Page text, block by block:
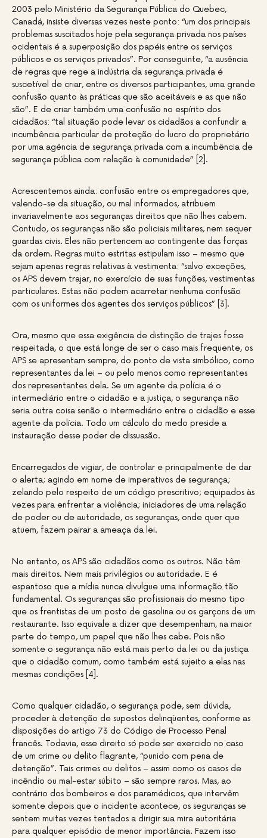
2003 pelo Ministério da Segurança Pública do Quebec,
Canadá, insiste diversas vezes neste ponto: “um dos principais
problemas suscitados hoje pela segurança privada nos países
ocidentais é a superposição dos papéis entre os serviços
públicos e os serviços privados”. Por conseguinte, “a ausência
de regras que rege a indústria da segurança privada é
suscetível de criar, entre os diversos participantes, uma grande
confusão quanto às práticas que são aceitáveis e as que não
são”. E de criar também uma confusão no espírito dos
cidadãos: “tal situação pode levar os cidadãos a confundir a
incumbência particular de proteção do lucro do proprietário
por uma agência de segurança privada com a incumbência de
segurança pública com relação à comunidade” [2].
Acrescentemos ainda: confusão entre os empregadores que,
valendo-se da situação, ou mal informados, atribuem
invariavelmente aos seguranças direitos que não lhes cabem.
Contudo, os seguranças não são policiais militares, nem sequer
guardas civis. Eles não pertencem ao contingente das forças
da ordem. Regras muito estritas estipulam isso – mesmo que
sejam apenas regras relativas à vestimenta: “salvo exceções,
os APS devem trajar, no exercício de suas funções, vestimentas
particulares. Estas não podem acarretar nenhuma confusão
com os uniformes dos agentes dos serviços públicos” [3].
Ora, mesmo que essa exigência de distinção de trajes fosse
respeitada, o que está longe de ser o caso mais freqüente, os
APS se apresentam sempre, do ponto de vista simbólico, como
representantes da lei – ou pelo menos como representantes
dos representantes dela. Se um agente da polícia é o
intermediário entre o cidadão e a justiça, o segurança não
seria outra coisa senão o intermediário entre o cidadão e esse
agente da polícia. Todo um cálculo do medo preside a
instauração desse poder de dissuasão.
Encarregados de vigiar, de controlar e principalmente de dar
o alerta; agindo em nome de imperativos de segurança;
zelando pelo respeito de um código prescritivo; equipados às
vezes para enfrentar a violência; iniciadores de uma relação
de poder ou de autoridade, os seguranças, onde quer que
atuem, fazem pairar a ameaça da lei.
No entanto, os APS são cidadãos como os outros. Não têm
mais direitos. Nem mais privilégios ou autoridade. E é
espantoso que a mídia nunca divulgue uma informação tão
fundamental. Os seguranças são profissionais do mesmo tipo
que os frentistas de um posto de gasolina ou os garçons de um
restaurante. Isso equivale a dizer que desempenham, na maior
parte do tempo, um papel que não lhes cabe. Pois não
somente o segurança não está mais perto da lei ou da justiça
que o cidadão comum, como também está sujeito a elas nas
mesmas condições [4].
Como qualquer cidadão, o segurança pode, sem dúvida,
proceder à detenção de supostos delinqüentes, conforme as
disposições do artigo 73 do Código de Processo Penal
francês. Todavia, esse direito só pode ser exercido no caso
de um crime ou delito flagrante, “punido com pena de
detenção”. Tais crimes ou delitos – assim como os casos de
incêndio ou mal-estar súbito – são sempre raros. Mas, ao
contrário dos bombeiros e dos paramédicos, que intervêm
somente depois que o incidente acontece, os seguranças se
sentem muitas vezes tentados a dirigir sua mira autoritária
para qualquer episódio de menor importância. Fazem isso